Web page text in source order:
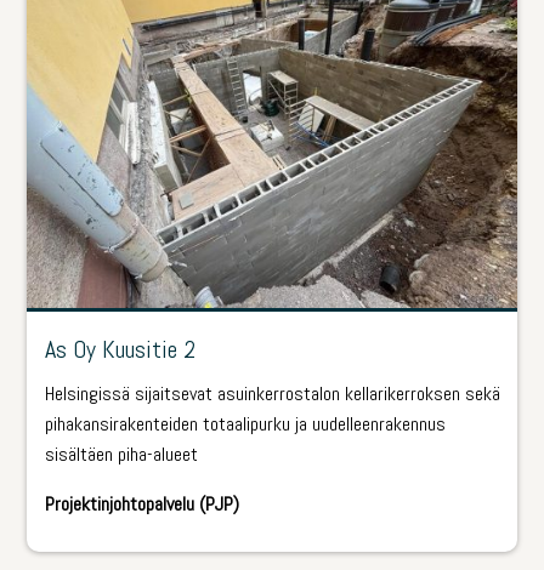
As Oy Kuusitie 2
Helsingissä sijaitsevat asuinkerrostalon kellarikerroksen sekä
pihakansirakenteiden totaalipurku ja uudelleenrakennus
sisältäen piha-alueet
Projektinjohtopalvelu (PJP)